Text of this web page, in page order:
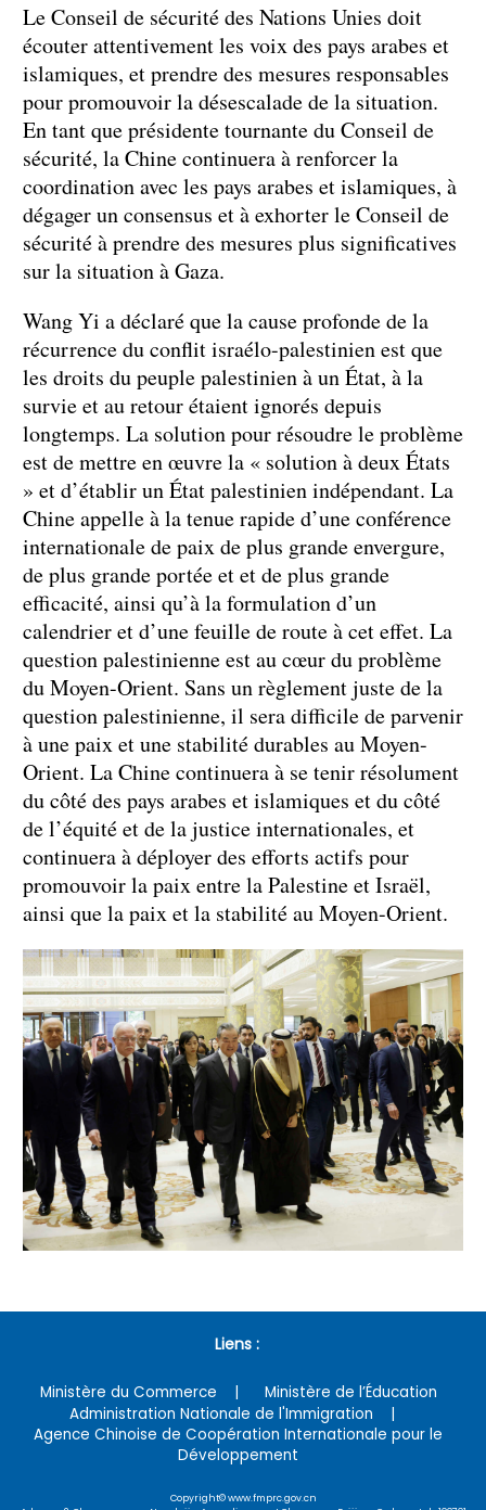
Le Conseil de sécurité des Nations Unies doit
écouter attentivement les voix des pays arabes et
islamiques, et prendre des mesures responsables
pour promouvoir la désescalade de la situation.
En tant que présidente tournante du Conseil de
sécurité, la Chine continuera à renforcer la
coordination avec les pays arabes et islamiques, à
dégager un consensus et à exhorter le Conseil de
sécurité à prendre des mesures plus significatives
sur la situation à Gaza.
Wang Yi a déclaré que la cause profonde de la
récurrence du conflit israélo-palestinien est que
les droits du peuple palestinien à un État, à la
survie et au retour étaient ignorés depuis
longtemps. La solution pour résoudre le problème
est de mettre en œuvre la « solution à deux États
» et d’établir un État palestinien indépendant. La
Chine appelle à la tenue rapide d’une conférence
internationale de paix de plus grande envergure,
de plus grande portée et et de plus grande
efficacité, ainsi qu’à la formulation d’un
calendrier et d’une feuille de route à cet effet. La
question palestinienne est au cœur du problème
du Moyen-Orient. Sans un règlement juste de la
question palestinienne, il sera difficile de parvenir
à une paix et une stabilité durables au Moyen-
Orient. La Chine continuera à se tenir résolument
du côté des pays arabes et islamiques et du côté
de l’équité et de la justice internationales, et
continuera à déployer des efforts actifs pour
promouvoir la paix entre la Palestine et Israël,
ainsi que la paix et la stabilité au Moyen-Orient.
Liens :
Ministère du Commerce
Ministère de l’Éducation
Administration Nationale de l'Immigration
Agence Chinoise de Coopération Internationale pour le
Développement
Copyright© www.fmprc.gov.cn